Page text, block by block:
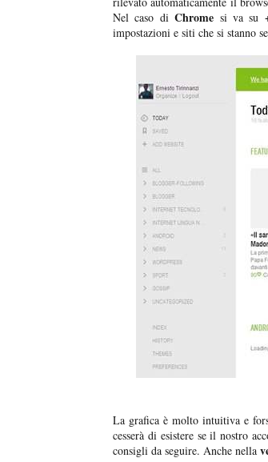
Nel caso diChrome si va su
impostazioni e siti che si stanno
La grafica è molto intuitiva e
cesserà di esistere se il nostro
consigli da seguire. Anche nella